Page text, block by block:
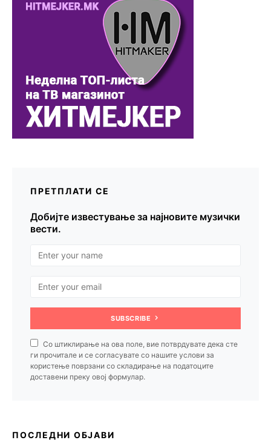
ПРЕТПЛАТИ СЕ
Добијте известување за најновите музички
вести.
SUBSCRIBE
Со штиклирање на ова поле, вие потврдувате дека сте
ги прочитале и се согласувате со нашите услови за
користење поврзани со складирање на податоците
доставени преку овој формулар.
ПОСЛЕДНИ ОБЈАВИ